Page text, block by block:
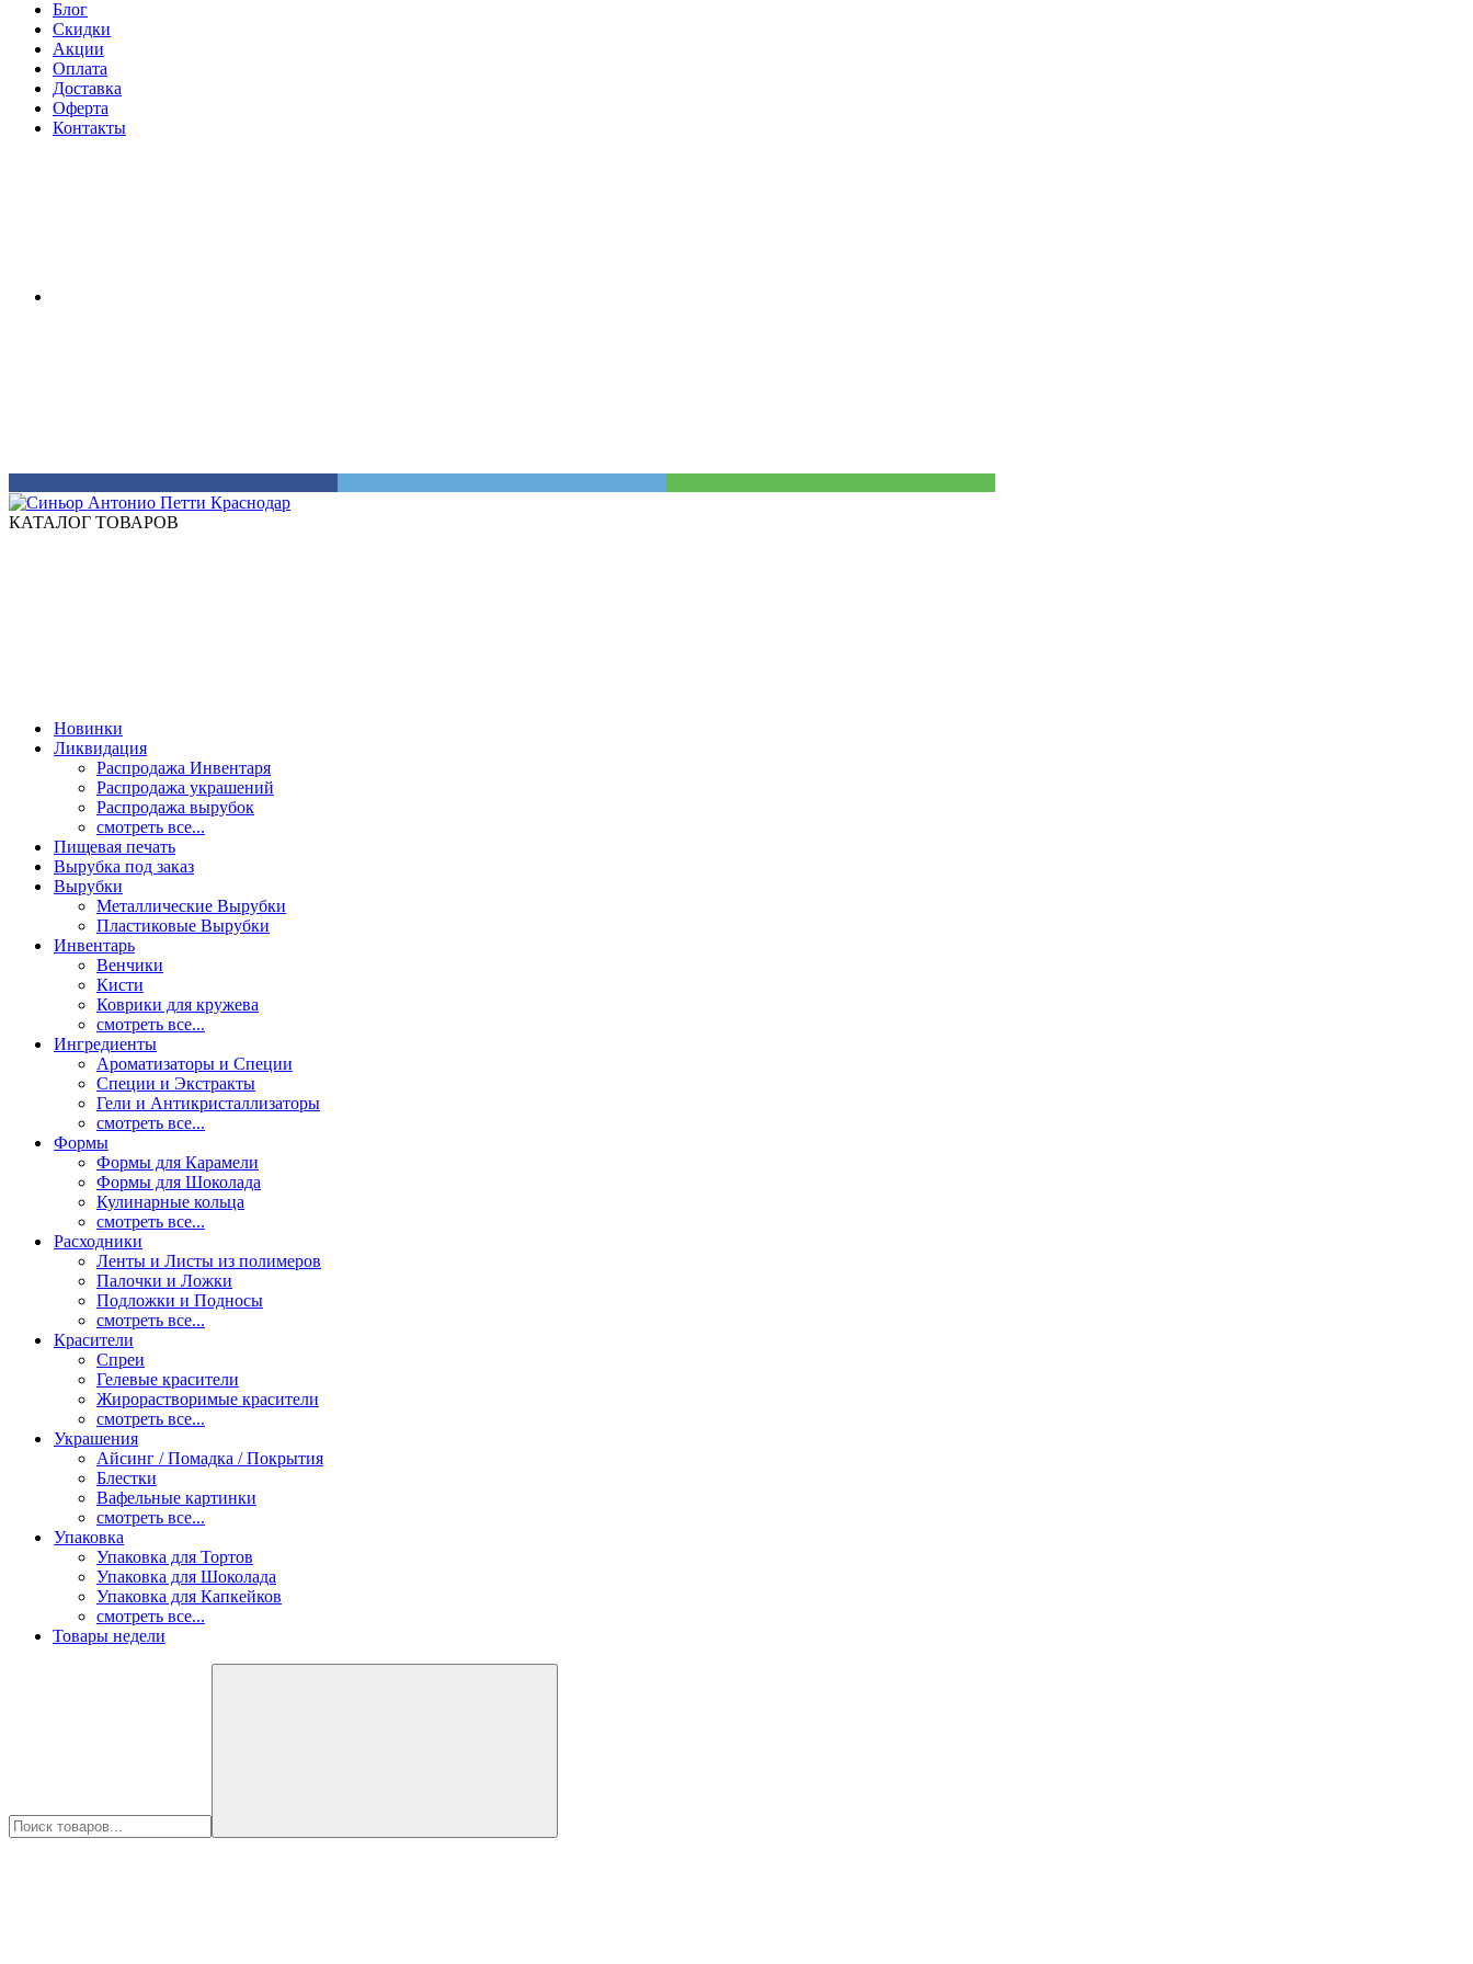
Блог
Скидки
Акции
Оплата
Доставка
Оферта
Контакты
КАТАЛОГ ТОВАРОВ
Новинки
Ликвидация
Распродажа Инвентаря
Распродажа украшений
Распродажа вырубок
смотреть все...
Пищевая печать
Вырубка под заказ
Вырубки
Металлические Вырубки
Пластиковые Вырубки
Инвентарь
Венчики
Кисти
Коврики для кружева
смотреть все...
Ингредиенты
Ароматизаторы и Специи
Специи и Экстракты
Гели и Антикристаллизаторы
смотреть все...
Формы
Формы для Карамели
Формы для Шоколада
Кулинарные кольца
смотреть все...
Расходники
Ленты и Листы из полимеров
Палочки и Ложки
Подложки и Подносы
смотреть все...
Красители
Спреи
Гелевые красители
Жирорастворимые красители
смотреть все...
Украшения
Айсинг / Помадка / Покрытия
Блестки
Вафельные картинки
смотреть все...
Упаковка
Упаковка для Тортов
Упаковка для Шоколада
Упаковка для Капкейков
смотреть все...
Товары недели